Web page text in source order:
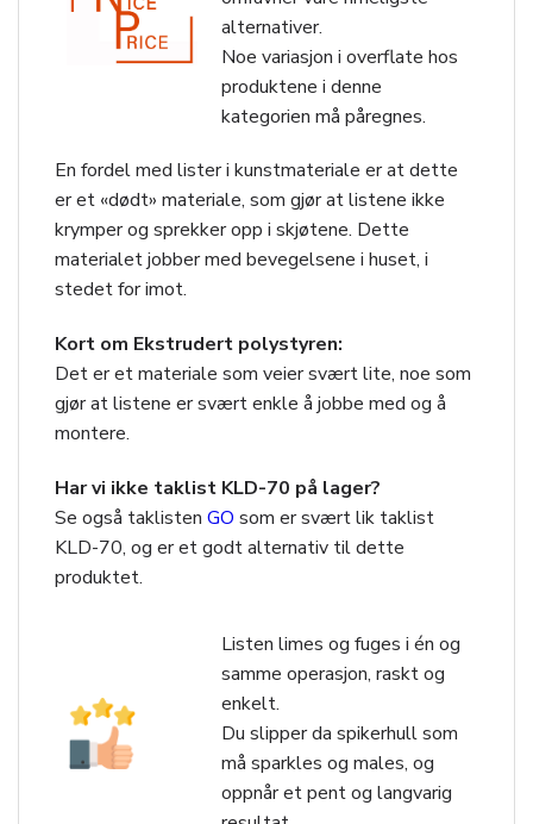
alternativer.
Noe variasjon i overflate hos
produktene i denne
kategorien må påregnes.
En fordel med lister i kunstmateriale er at dette
er et «dødt» materiale, som gjør at listene ikke
krymper og sprekker opp i skjøtene. Dette
materialet jobber med bevegelsene i huset, i
stedet for imot.
Kort om Ekstrudert polystyren:
Det er et materiale som veier svært lite, noe som
gjør at listene er svært enkle å jobbe med og å
montere.
Har vi ikke taklist KLD-70 på lager?
Se også taklisten GO som er svært lik taklist
KLD-70, og er et godt alternativ til dette
produktet.
Listen limes og fuges i én og
samme operasjon, raskt og
enkelt.
Du slipper da spikerhull som
må sparkles og males, og
oppnår et pent og langvarig